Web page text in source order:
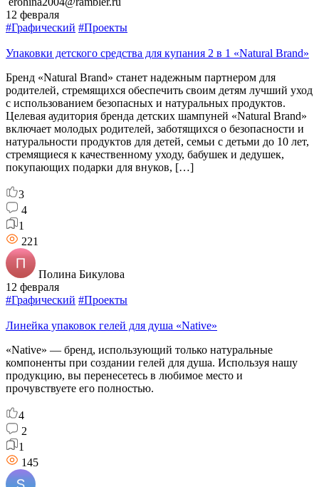
12 февраля
#Графический #Проекты
Упаковки детского средства для купания 2 в 1 «Natural Brand»
Бренд «Natural Brand» станет надежным партнером для
родителей, стремящихся обеспечить своим детям лучший уход
с использованием безопасных и натуральных продуктов.
Целевая аудитория бренда детских шампуней «Natural Brand»
включает молодых родителей, заботящихся о безопасности и
натуральности продуктов для детей, семьи с детьми до 10 лет,
стремящиеся к качественному уходу, бабушек и дедушек,
покупающих подарки для внуков, […]
3
4
1
221
Полина Бикулова
12 февраля
#Графический #Проекты
Линейка упаковок гелей для душа «Native»
«Native» — бренд, использующий только натуральные
компоненты при создании гелей для душа. Используя нашу
продукцию, вы перенесетесь в любимое место и
прочувствуете его полностью.
4
2
1
145